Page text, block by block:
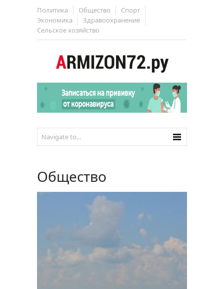
Политика Общество
Спорт
Экономика
Здравоохранение
Сельское хозяйство
Общество